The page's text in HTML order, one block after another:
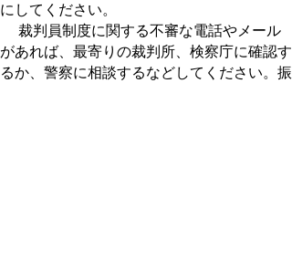
にしてください。
裁判員制度に関する不審な電話やメール
があれば、最寄りの裁判所、検察庁に確認す
るか、警察に相談するなどしてください。振